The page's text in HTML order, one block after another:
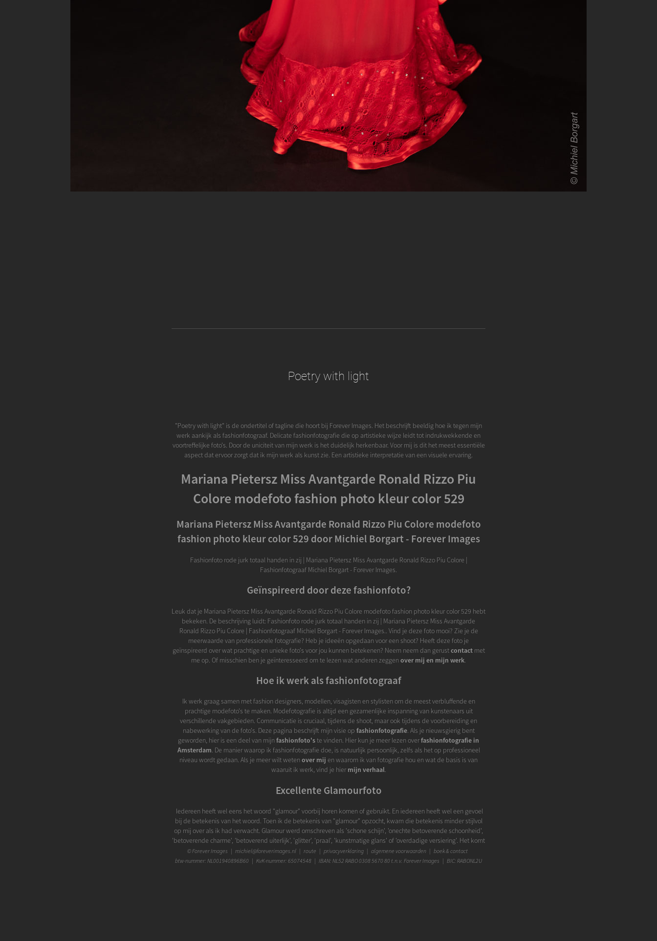
Poetry with light
"Poetry with light" is de ondertitel of tagline die hoort bij Forever Images. Het beschrijft beeldig hoe ik tegen mijn
werk aankijk als fashionfotograaf. Delicate fashionfotografie die op artistieke wijze leidt tot indrukwekkende en
voortreffelijke foto's. Door de uniciteit van mijn werk is het duidelijk herkenbaar. Voor mij is dit het meest essentiële
aspect dat ervoor zorgt dat ik mijn werk als kunst zie. Een artistieke interpretatie van een visuele ervaring.
Mariana Pietersz Miss Avantgarde Ronald Rizzo Piu
Colore modefoto fashion photo kleur color 529
Mariana Pietersz Miss Avantgarde Ronald Rizzo Piu Colore modefoto
fashion photo kleur color 529 door Michiel Borgart - Forever Images
Fashionfoto rode jurk totaal handen in zij | Mariana Pietersz Miss Avantgarde Ronald Rizzo Piu Colore |
Fashionfotograaf Michiel Borgart - Forever Images.
Geïnspireerd door deze fashionfoto?
Leuk dat je Mariana Pietersz Miss Avantgarde Ronald Rizzo Piu Colore modefoto fashion photo kleur color 529 hebt
bekeken. De beschrijving luidt: Fashionfoto rode jurk totaal handen in zij | Mariana Pietersz Miss Avantgarde
Ronald Rizzo Piu Colore | Fashionfotograaf Michiel Borgart - Forever Images.. Vind je deze foto mooi? Zie je de
meerwaarde van professionele fotografie? Heb je ideeën opgedaan voor een shoot? Heeft deze foto je
geïnspireerd over wat prachtige en unieke foto's voor jou kunnen betekenen? Neem neem dan gerustcontactmet
me op. Of misschien ben je geïnteresseerd om te lezen wat anderen zeggenover mij en mijn werk
Hoe ik werk als fashionfotograaf
Ik werk graag samen met fashion designers, modellen, visagisten en stylisten om de meest verbluffende en
prachtige modefoto's te maken. Modefotografie is altijd een gezamenlijke inspanning van kunstenaars uit
verschillende vakgebieden. Communicatie is cruciaal, tijdens de shoot, maar ook tijdens de voorbereiding en
nabewerking van de foto's. Deze pagina beschrijft mijn visie op fashionfotografie. Als je nieuwsgierig bent
geworden, hier is een deel van mijnfashionfoto'ste vinden. Hier kun je meer lezen overfashionfotografie in
Amsterdam. De manier waarop ik fashionfotografie doe, is natuurlijk persoonlijk, zelfs als het op professioneel
niveau wordt gedaan. Als je meer wilt wetenover mij en waarom ik van fotografie hou en wat de basis is van
waaruit ik werk, vind je hiermijn verhaal.
Excellente Glamourfoto
Iedereen heeft wel eens het woord "glamour" voorbij horen komen of gebruikt. En iedereen heeft wel een gevoel
bij de betekenis van het woord. Toen ik de betekenis van "glamour" opzocht, kwam die betekenis minder stijlvol
op mij over als ik had verwacht. Glamour werd omschreven als 'schone schijn', 'onechte betoverende schoonheid',
'betoverende charme', 'betoverend uiterlijk', 'glitter', 'praal', 'kunstmatige glans' of 'overdadige versiering'. Het komt
in eerste instantie niet als iets echts, eerlijks of authentieks over. Maar een 'vleugje' glamour in een foto kan in mijn
ogen wel iets toevoegen wat het echte niet hoeft te verdringen. Wanneer subtiel toegepast, kan het bijvoorbeeld
©Forever Images | michiel@foreverimages.nl | route | privacyverklaring | algemene voorwaarden | boek & contact
btw-nummer: NL001940896B60 | KvK-nummer: 65074548 | IBAN: NL52 RABO 0308 5670 80 t.n.v. Forever Images | BIC: RABONL2U